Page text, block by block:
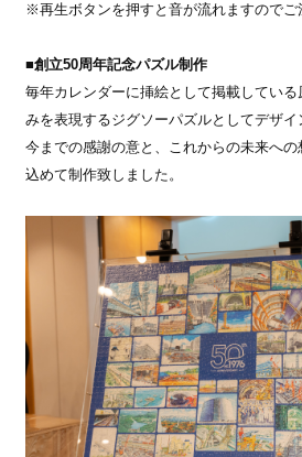
※再生ボタンを押すと音が流れますのでご
■創立50周年記念パズル制作
毎年カレンダーに挿絵として掲載してい
みを表現するジグソーパズルとしてデザイ
今までの感謝の意と、これからの未来へ
込めて制作致しました。